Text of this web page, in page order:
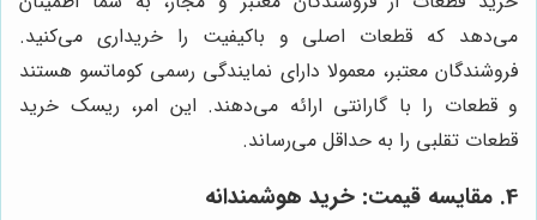
می‌دهد که قطعات اصلی و باکیفیت را خریداری می‌کنید.
فروشندگان معتبر، معمولا دارای نمایندگی رسمی کوماتسو هستند
و قطعات را با گارانتی ارائه می‌دهند. این امر، ریسک خرید
قطعات تقلبی را به حداقل می‌رساند.
4. مقایسه قیمت: خرید هوشمندانه